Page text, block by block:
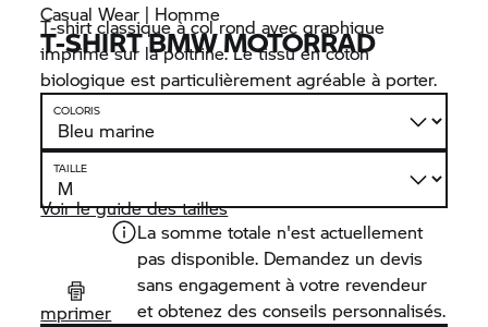
Casual Wear | Homme
T-SHIRT BMW MOTORRAD
T-shirt classique à col rond avec graphique
imprimé sur la poitrine. Le tissu en coton
biologique est particulièrement agréable à porter.
COLORIS
TAILLE
Voir le guide des tailles
mprimer
La somme totale n'est actuellement
pas disponible. Demandez un devis
sans engagement à votre revendeur
et obtenez des conseils personnalisés.